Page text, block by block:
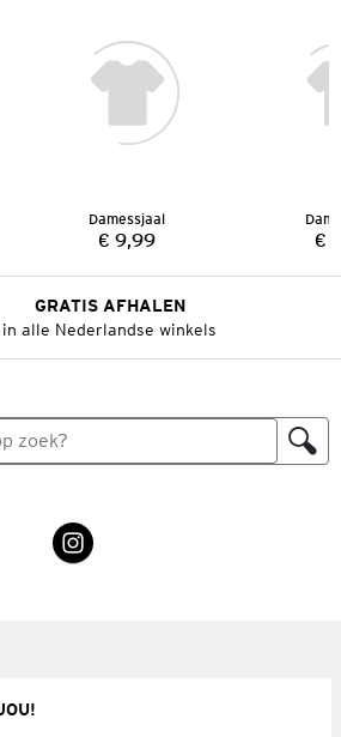
Damessjaal
Prijs:
€ 9,99 €
GRATIS AFHALEN
in alle Nederlandse winkels